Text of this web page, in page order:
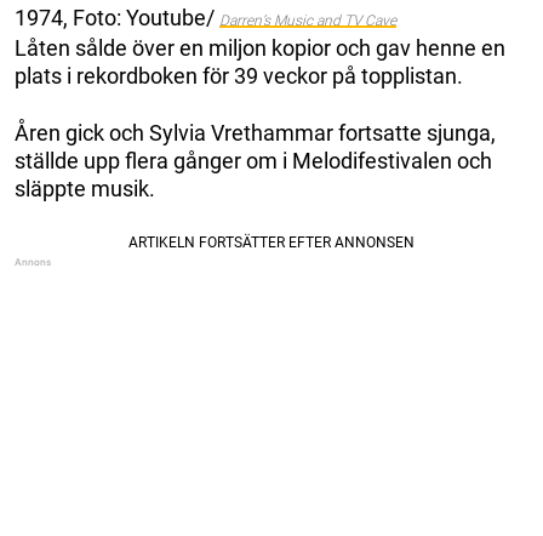
1974, Foto: Youtube/ Darren’s Music and TV Cave
Låten sålde över en miljon kopior och gav henne en
plats i rekordboken för 39 veckor på topplistan.
Åren gick och Sylvia Vrethammar fortsatte sjunga,
ställde upp flera gånger om i Melodifestivalen och
släppte musik.